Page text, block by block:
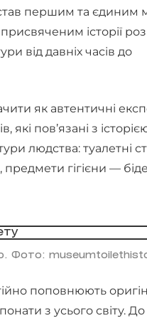
першим та єдиним
присвяченим історії
від давніх часів до
як автентичні
які пов’язані з
людства: туалетні
предмети гігієни —
Фото:
поповнюють
з усього світу.